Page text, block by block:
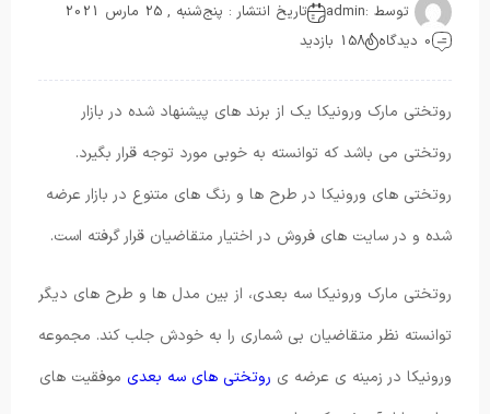
توسط :admin
تاریخ انتشار : پنج‌شنبه , 25 مارس 2021
0 دیدگاه
158 بازدید
روتختی مارک ورونیکا یک از برند های پیشنهاد شده در بازار
روتختی می باشد که توانسته به خوبی مورد توجه قرار بگیرد.
روتختی های ورونیکا در طرح ها و رنگ های متنوع در بازار عرضه
شده و در سایت های فروش در اختیار متقاضیان قرار گرفته است.
روتختی مارک ورونیکا سه بعدی، از بین مدل ها و طرح های دیگر
توانسته نظر متقاضیان بی شماری را به خودش جلب کند. مجموعه
ورونیکا در زمینه ی عرضه ی روتختی های سه بعدی موفقیت های